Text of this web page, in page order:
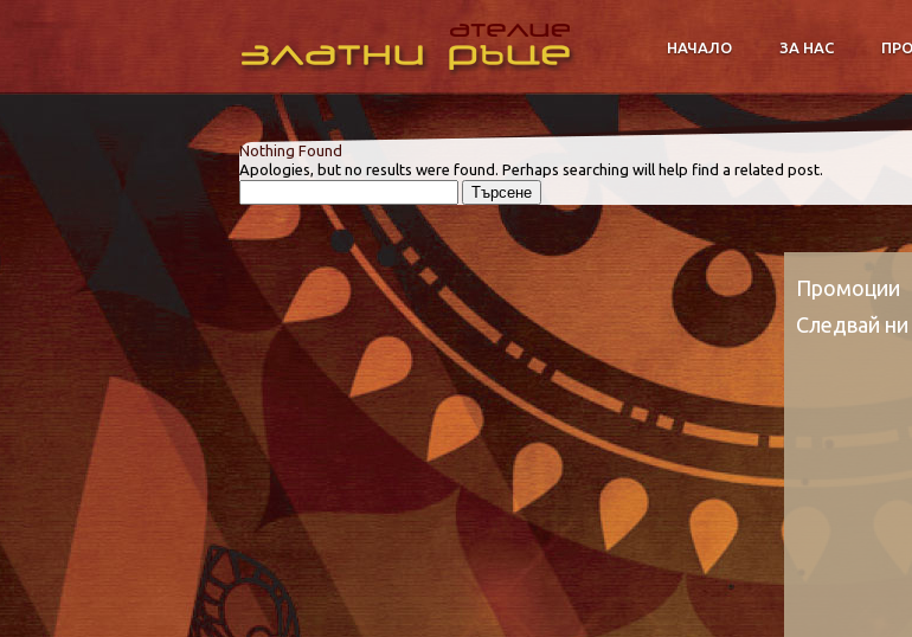
НАЧАЛО ЗА НАС
Nothing Found
Apologies, but no results were found. Perhaps searching will help find a related post.
за:
Промоции
Следвай ни